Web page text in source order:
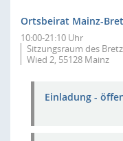
Ortsbeirat Mainz-
10:00-21:10 Uhr
Sitzungsraum des
Wied 2, 55128 Mainz
Einladung -